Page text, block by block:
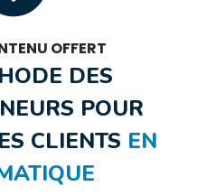
OFFERT
DES
POUR
CLIENTS EN